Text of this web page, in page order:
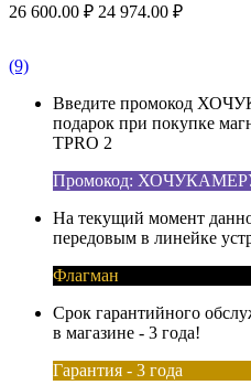
26 600.00 ₽ 24 974.00 ₽
(9)
Введите промокод
подарок при покупке
TPRO 2
Промокод:
На текущий момент
передовым в линейке
Флагман
Срок гарантийного
в магазине - 3 года!
Гарантия - 3 года